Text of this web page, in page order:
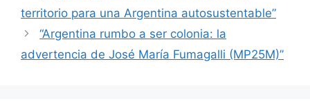
territorio para una Argentina autosustentable”
“Argentina rumbo a ser colonia: la
advertencia de José María Fumagalli (MP25M)”